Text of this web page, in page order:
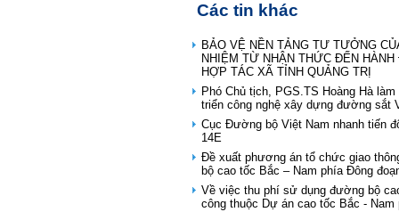
Các tin khác
BẢO VỆ NỀN TẢNG TƯ TƯỞNG
NHIỆM TỪ NHẬN THỨC ĐẾN
HỢP TÁC XÃ TỈNH QUẢNG TRỊ
Phó Chủ tịch, PGS.TS Hoàng Hà
triển công nghệ xây dựng đường sắt
Cục Đường bộ Việt Nam nhanh tiến
14E
Đề xuất phương án tổ chức giao
bộ cao tốc Bắc – Nam phía Đông
Về việc thu phí sử dụng đường bộ
công thuộc Dự án cao tốc Bắc -